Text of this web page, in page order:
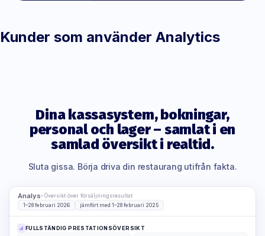
Kunder som använder Analytics
Dina kassasystem, bokningar,
personal och lager – samlat i en
samlad översikt i realtid.
Sluta gissa. Börja driva din restaurang utifrån fakta.
Analys› Översikt över försäljningsresultat
1–28 februari 2026 jämfört med 1–28 februari 2025
FULLSTÄNDIG PRESTATIONSÖVERSIKT